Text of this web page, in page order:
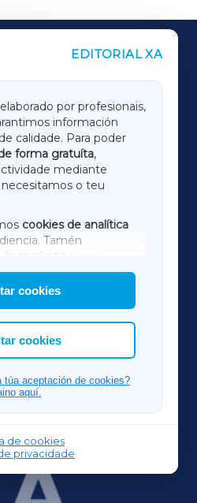
EDITORIAL XA
por profesionais,
información
calidade. Para poder
forma gratuíta,
mediante
necesitamos o teu
cookies de analítica
Tamén
de marketing
terceiros.
a elección das
permitir.
cookies
cookies
túa aceptación de cookies?
aquí.
de cookies
privacidade
LUGOXA